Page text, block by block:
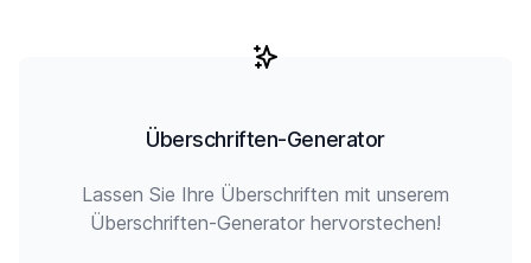
Überschriften-Generator
Lassen Sie Ihre Überschriften mit unserem
Überschriften-Generator hervorstechen!